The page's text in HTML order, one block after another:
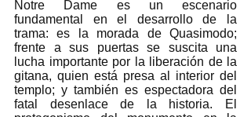
Notre Dame es un escenario
fundamental en el desarrollo de la
trama: es la morada de Quasimodo;
frente a sus puertas se suscita una
lucha importante por la liberación de la
gitana, quien está presa al interior del
templo; y también es espectadora del
fatal desenlace de la historia. El